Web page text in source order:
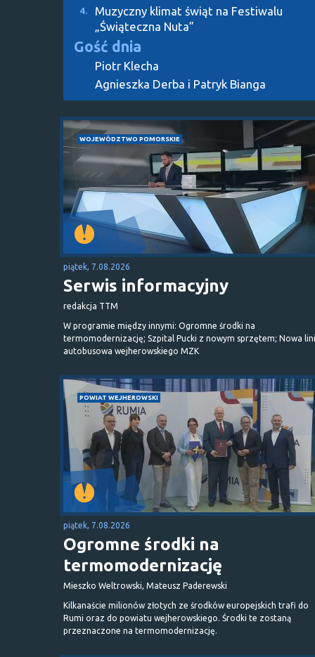
4.
Muzyczny klimat świąt na Festiwalu
„Świąteczna Nuta”
Gość dnia
Piotr Klecha
Agnieszka Derba i Patryk Bianga
WOJEWÓDZTWO POMORSKIE
piątek, 7.08.2026
Serwis informacyjny
redakcja TTM
W programie między innymi: Ogromne środki na
termomodernizację; Szpital Pucki z nowym sprzętem; Nowa
autobusowa wejherowskiego MZK
POWIAT WEJHEROWSKI
piątek, 7.08.2026
Ogromne środki na
termomodernizację
Mieszko Weltrowski, Mateusz Paderewski
Kilkanaście milionów złotych ze środków europejskich trafi do
Rumi oraz do powiatu wejherowskiego. Środki te zostaną
przeznaczone na termomodernizację.